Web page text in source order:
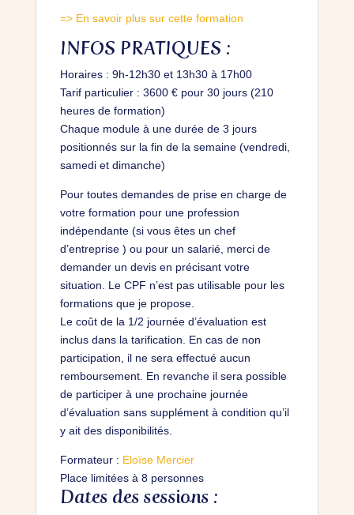
=> En savoir plus sur cette formation
INFOS PRATIQUES :
Horaires : 9h-12h30 et 13h30 à 17h00
Tarif particulier : 3600 € pour 30 jours (210
heures de formation)
Chaque module à une durée de 3 jours
positionnés sur la fin de la semaine (vendredi,
samedi et dimanche)
Pour toutes demandes de prise en charge de
votre formation pour une profession
indépendante (si vous êtes un chef
d’entreprise ) ou pour un salarié, merci de
demander un devis en précisant votre
situation. Le CPF n’est pas utilisable pour les
formations que je propose.
Le coût de la 1/2 journée d’évaluation est
inclus dans la tarification. En cas de non
participation, il ne sera effectué aucun
remboursement. En revanche il sera possible
de participer à une prochaine journée
d’évaluation sans supplément à condition qu’il
y ait des disponibilités.
Formateur : Eloïse Mercier
Place limitées à 8 personnes
Dates des sessions :